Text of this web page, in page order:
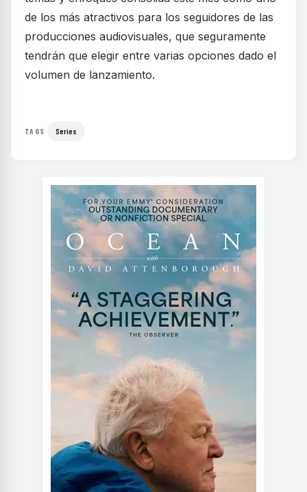
de los más atractivos para los seguidores de las
producciones audiovisuales, que seguramente
tendrán que elegir entre varias opciones dado el
volumen de lanzamiento.
TAGS Series